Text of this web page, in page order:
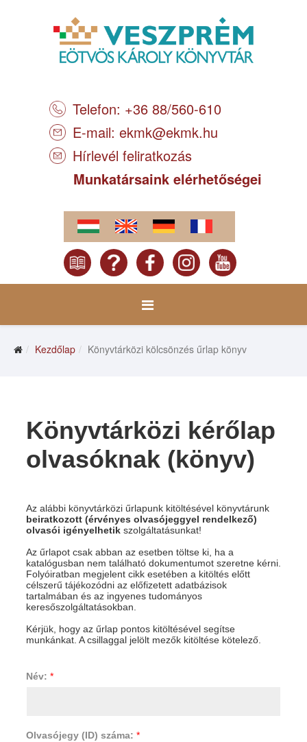
Telefon: +36 88/560-610
E-mail: ekmk@ekmk.hu
Hírlevél feliratkozás
Munkatársaink elérhetőségei
Kezdőlap Könyvtárközi kölcsönzés űrlap könyv
Könyvtárközi kérőlap
olvasóknak (könyv)
Az alábbi könyvtárközi űrlapunk kitöltésével könyvtárunk
beiratkozott (érvényes olvasójeggyel rendelkező)
olvasói igényelhetik szolgáltatásunkat!
Az űrlapot csak abban az esetben töltse ki, ha a
katalógusban nem található dokumentumot szeretne kérni.
Folyóiratban megjelent cikk esetében a kitöltés előtt
célszerű tájékozódni az előfizetett adatbázisok
tartalmában és az ingyenes tudományos
keresőszolgáltatásokban.
Kérjük, hogy az űrlap pontos kitöltésével segítse
munkánkat. A csillaggal jelölt mezők kitöltése kötelező.
Név: *
Olvasójegy (ID) száma: *